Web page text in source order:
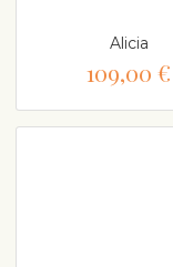
Alicia
109,00 €